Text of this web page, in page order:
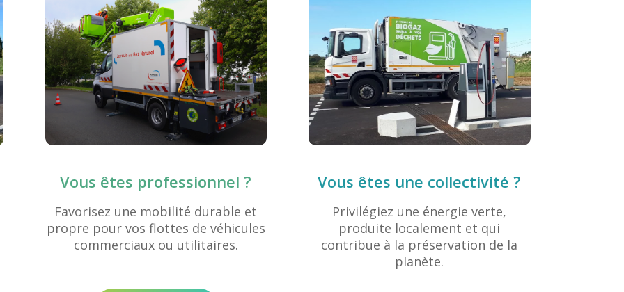
Vous êtes professionnel ?
Favorisez une mobilité durable et
propre pour vos flottes de véhicules
commerciaux ou utilitaires.
Vous êtes une collectivité ?
Privilégiez une énergie verte,
produite localement et qui
contribue à la préservation de la
planète.